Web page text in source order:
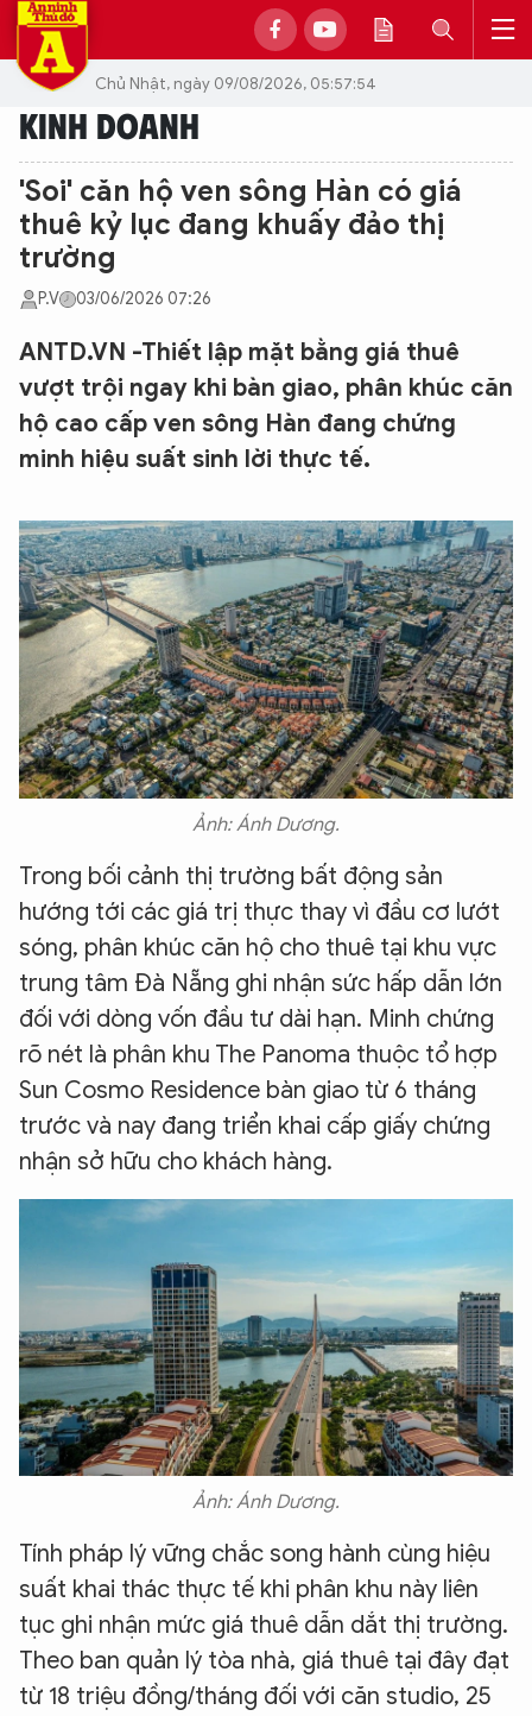
Chủ Nhật, ngày 09/08/2026, 05:57:54
KINH DOANH
'Soi' căn hộ ven sông Hàn có giá
thuê kỷ lục đang khuấy đảo thị
trường
P.V 03/06/2026 07:26
ANTD.VN -Thiết lập mặt bằng giá thuê
vượt trội ngay khi bàn giao, phân khúc căn
hộ cao cấp ven sông Hàn đang chứng
minh hiệu suất sinh lời thực tế.
Ảnh: Ánh Dương.
Trong bối cảnh thị trường bất động sản
hướng tới các giá trị thực thay vì đầu cơ lướt
sóng, phân khúc căn hộ cho thuê tại khu vực
trung tâm Đà Nẵng ghi nhận sức hấp dẫn lớn
đối với dòng vốn đầu tư dài hạn. Minh chứng
rõ nét là phân khu The Panoma thuộc tổ hợp
Sun Cosmo Residence bàn giao từ 6 tháng
trước và nay đang triển khai cấp giấy chứng
nhận sở hữu cho khách hàng.
Ảnh: Ánh Dương.
Tính pháp lý vững chắc song hành cùng hiệu
suất khai thác thực tế khi phân khu này liên
tục ghi nhận mức giá thuê dẫn dắt thị trường.
Theo ban quản lý tòa nhà, giá thuê tại đây đạt
từ 18 triệu đồng/tháng đối với căn studio, 25